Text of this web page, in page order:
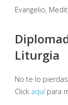
Evangelio,
Liturgia
No te lo
Click aquípara